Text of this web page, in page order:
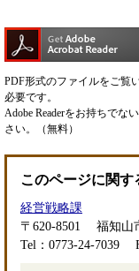
PDF形式のファイルをご覧
必要です。
Adobe Readerをお持ちでな
さい。（無料）
このページに関
経営戦略課
〒620-8501
福知山
Tel：0773-24-7039